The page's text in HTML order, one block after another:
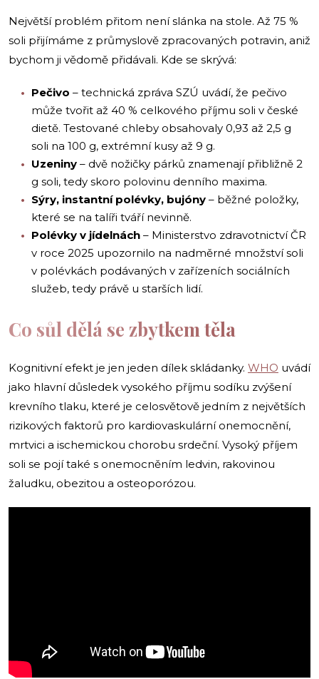
Největší problém přitom není slánka na stole. Až 75 %
soli přijímáme z průmyslově zpracovaných potravin, aniž
bychom ji vědomě přidávali. Kde se skrývá:
Pečivo – technická zpráva SZÚ uvádí, že pečivo
může tvořit až 40 % celkového příjmu soli v české
dietě. Testované chleby obsahovaly 0,93 až 2,5 g
soli na 100 g, extrémní kusy až 9 g.
Uzeniny – dvě nožičky párků znamenají přibližně 2
g soli, tedy skoro polovinu denního maxima.
Sýry, instantní polévky, bujóny – běžné položky,
které se na talíři tváří nevinně.
Polévky v jídelnách – Ministerstvo zdravotnictví ČR
v roce 2025 upozornilo na nadměrné množství soli
v polévkách podávaných v zařízeních sociálních
služeb, tedy právě u starších lidí.
Co sůl dělá se zbytkem těla
Kognitivní efekt je jen jeden dílek skládanky. WHO uvádí
jako hlavní důsledek vysokého příjmu sodíku zvýšení
krevního tlaku, které je celosvětově jedním z největších
rizikových faktorů pro kardiovaskulární onemocnění,
mrtvici a ischemickou chorobu srdeční. Vysoký příjem
soli se pojí také s onemocněním ledvin, rakovinou
žaludku, obezitou a osteoporózou.